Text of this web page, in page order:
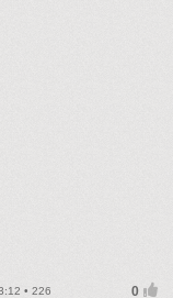
• 226